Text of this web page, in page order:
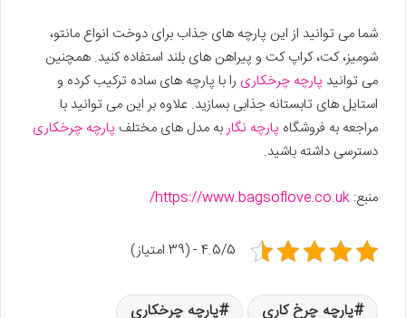
شما می توانید از این پارچه های جذاب برای دوخت انواع مانتو،
شومیز، کت، کراپ کت و پیراهن های بلند استفاده کنید. همچنین
می توانید پارچه چرخکاری را با پارچه های ساده ترکیب کرده و
استایل های تابستانه جذابی بسازید. علاوه بر این می توانید با
مراجعه به فروشگاه پارچه نگاربه مدل های مختلف پارچه چرخکاری
دسترسی داشته باشید.
منبع: https://www.bagsoflove.co.uk/
4.5/5 - (39 امتیاز)
پارچه چرخ کاری
پارچه چرخکاری